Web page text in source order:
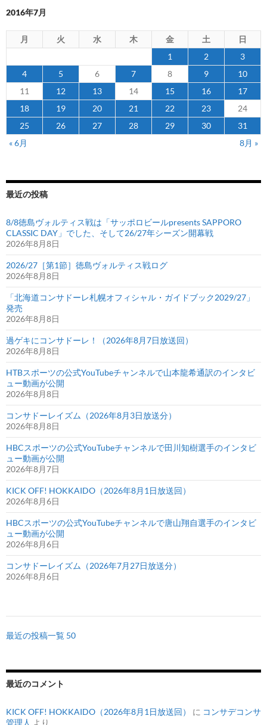
店」
て
コ
ン
サ
ド
ー
レ
応
援
画
を
施
2016年7月
月 火 水 木 金 土
日
1
2
3
4
5 6 7 8 9
10
11
12 13 14 15 16
17
18
19 20 21 22 23
24
25
26 27 28 29 30
31
« 6月
8月 »
最近の投稿
8/8徳島ヴォルティス戦は「サッポロビールpresents SAPPORO
CLASSIC DAY」でした、そして26/27年シーズン開幕戦
2026年8月8日
2026/27［第1節］徳島ヴォルティス戦ログ
2026年8月8日
「北海道コンサドーレ札幌オフィシャル・ガイドブック2029/27」
発売
2026年8月8日
過ゲキにコンサドーレ！（2026年8月7日放送回）
2026年8月8日
HTBスポーツの公式YouTubeチャンネルで山本龍希通訳のインタビ
ュー動画が公開
2026年8月8日
コンサドーレイズム（2026年8月3日放送分）
2026年8月8日
HBCスポーツの公式YouTubeチャンネルで田川知樹選手のインタビ
ュー動画が公開
2026年8月7日
KICK OFF! HOKKAIDO（2026年8月1日放送回）
2026年8月6日
HBCスポーツの公式YouTubeチャンネルで唐山翔自選手のインタビ
ュー動画が公開
2026年8月6日
コンサドーレイズム（2026年7月27日放送分）
2026年8月6日
最近の投稿一覧 50
最近のコメント
KICK OFF! HOKKAIDO（2026年8月1日放送回） に コンサデコンサ
管理人 より